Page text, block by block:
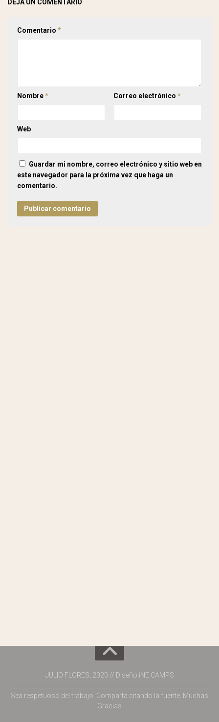
DEJA UN COMENTARIO
Comentario *
Nombre* Correo electrónico *
Web
Guardar mi nombre, correo electrónico y sitio web en
este navegador para la próxima vez que haga un
comentario.
JULIO FLORES_2020 // Diseño iNE CAMPS
Sea respetuoso del trabajo. Comparta citando la fuente. Muchas
Gracias